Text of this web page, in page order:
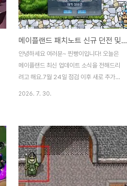
과 체험을 바탕으로 각 직업별 MP 소모 대비
대미지 효율과 스킬 우선순위를 꼼꼼히 정리
해 봤어요. 먼저 레인저는 스킬 대미지와 마
나 소모 밸런스가 가장 잘 잡힌 직업 중 하나
입니다. 단일 타깃 스킬 위주라 고레벨 사냥
터에서도 몹 한 마리씩 잡기 좋은 장점이 있
죠. 희귀 스..
메이플랜드 패치노트 신규 던전 및 파티퀘스트 추가 소식 정리
안녕하세요 여러분~ 찐빵이입니다! 오늘은
메이플랜드 최신 업데이트 소식을 전해드리
려고 해요.7월 24일 점검 이후 새로 추가된
이제 각 마을이나 인정된 장소에서 클릭 한
번으로 파티 퀘스트 장소로 빠르게 이동할 수
있어서 시간이 훨씬 절약됩니다. 다만 메이플
아일랜드와 35레벨 미만 모험가분들은 아직
사용할 수 없으니 참고하세요. 이번 업데이트
2026. 7. 30.